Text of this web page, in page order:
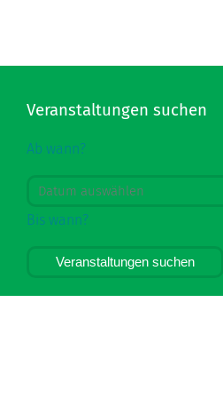
Veranstaltungen suchen
Ab wann?
Bis wann?
Veranstaltungen suchen